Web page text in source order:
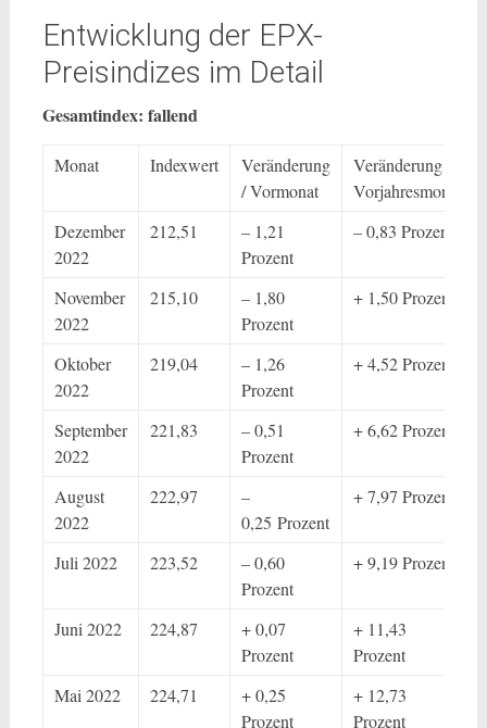
Entwicklung der EPX-
Preisindizes im Detail
Gesamtindex: fallend
Monat Indexwert
Veränderung
/ Vormonat
Veränderung /
Vorjahresmonat
Dezember
2022
212,51
– 1,21
Prozent
– 0,83 Prozent
November
2022
215,10
– 1,80
Prozent
+ 1,50 Prozent
Oktober
2022
219,04
– 1,26
Prozent
+ 4,52 Prozent
September
2022
221,83
– 0,51
Prozent
+ 6,62 Prozent
August
2022
222,97
–
0,25 Prozent
+ 7,97 Prozent
Juli 2022 223,52
– 0,60
Prozent
+ 9,19 Prozent
Juni 2022 224,87
+ 0,07
Prozent
+ 11,43
Prozent
Mai 2022
224,71
+ 0,25
Prozent
+ 12,73
Prozent